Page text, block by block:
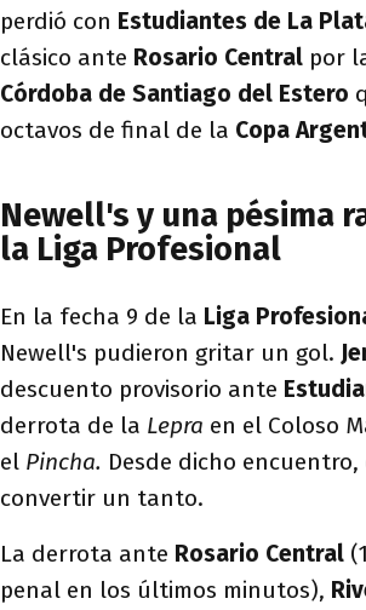
perdió con Estudiantes de La
clásico ante Rosario Central por
Córdoba de Santiago del Estero
octavos de final de la Copa
Newell's y una pésima
la Liga Profesional
En la fecha 9 de la Liga
Newell's pudieron gritar un gol.
descuento provisorio ante
derrota de la Lepra en el Coloso
el Pincha. Desde dicho
convertir un tanto.
La derrota ante Rosario Central
penal en los últimos minutos),